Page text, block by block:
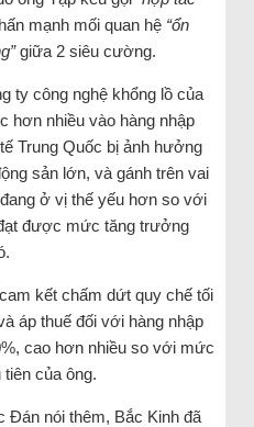
mạnh mối quan hệ “ổn
giữa 2 siêu cường.
ty công nghệ khổng lồ của
hơn nhiều vào hàng nhập
Trung Quốc bị ảnh hưởng
sản lớn, và gánh trên vai
ở vị thế yếu hơn so với
được mức tăng trưởng
kết chấm dứt quy chế tối
áp thuế đối với hàng nhập
cao hơn nhiều so với mức
của ông.
Đán nói thêm, Bắc Kinh đã